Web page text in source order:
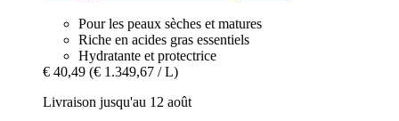
Pour les peaux sèches et matures
Riche en acides gras essentiels
Hydratante et protectrice
€ 40,49 (€ 1.349,67 / L)
Livraison jusqu'au 12 août